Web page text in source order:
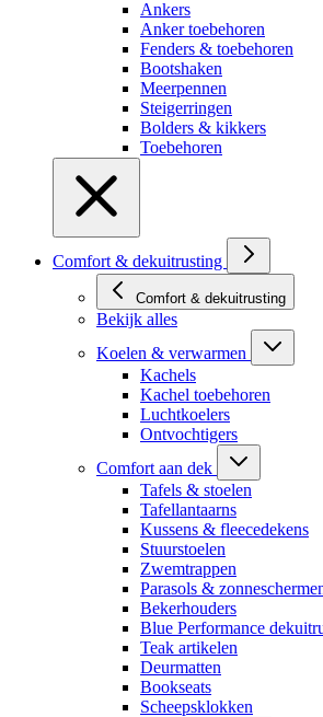
Ankers
Anker toebehoren
Fenders & toebehoren
Bootshaken
Meerpennen
Steigerringen
Bolders & kikkers
Toebehoren
Comfort & dekuitrusting
Comfort & dekuitrusting
Bekijk alles
Koelen & verwarmen
Kachels
Kachel toebehoren
Luchtkoelers
Ontvochtigers
Comfort aan dek
Tafels & stoelen
Tafellantaarns
Kussens & fleecedekens
Stuurstoelen
Zwemtrappen
Parasols &
Bekerhouders
Blue Performance
Teak artikelen
Deurmatten
Bookseats
Scheepsklokken